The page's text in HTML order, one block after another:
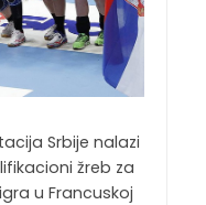
Srbije nalazi
žreb za
u Francuskoj